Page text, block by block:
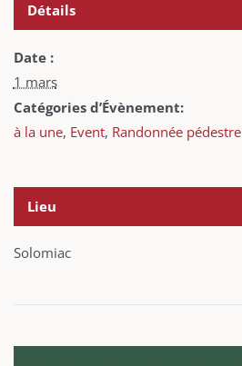
Détails
Date :
1 mars
Catégories d’Évènement:
à la une, Event, Randonnée pédestre
Lieu
Solomiac